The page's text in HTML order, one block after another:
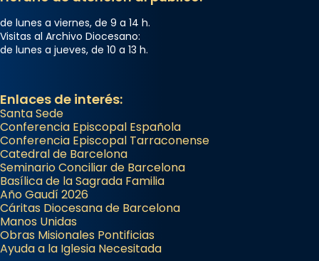
Semproniana, verges i màrtirs.
Acompanyant la història de sant Cugat, a
partir de l’Edat Mitjana sorgeix la tradició
Semproniana (“relatiu a Semprònia =
eterna”) són deixebles seves. I l’any 1667, el
frare Joan Gaspar Roig, afirma en una obra
que les santes són filles de l’antiga Iluro.
Mataró en reivindicarà les relíq
...Ver más
Foto
View on Facebook
de lunes a viernes, de 9 a 14 h.
Visitas al Archivo Diocesano:
de lunes a jueves, de 10 a 13 h.
Enlaces de interés:
Santa Sede
Conferencia Episcopal Española
Conferencia Episcopal Tarraconense
Catedral de Barcelona
Seminario Conciliar de Barcelona
Basílica de la Sagrada Familia
Año Gaudí 2026
Cáritas Diocesana de Barcelona
Manos Unidas
Obras Misionales Pontificias
Ayuda a la Iglesia Necesitada